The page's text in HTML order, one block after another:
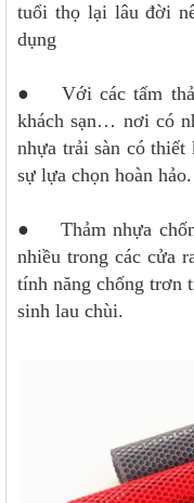
tuổi thọ lại lâu đời
dụng
● Với các tấm
khách sạn… nơi có
nhựa trải sàn có thiết
sự lựa chọn hoàn hảo.
● Thảm nhựa
nhiều trong các cửa
tính năng chống trơn
sinh lau chùi.